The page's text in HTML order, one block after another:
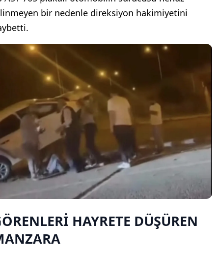
bir nedenle direksiyon hakimiyetini
HAYRETE DÜŞÜREN